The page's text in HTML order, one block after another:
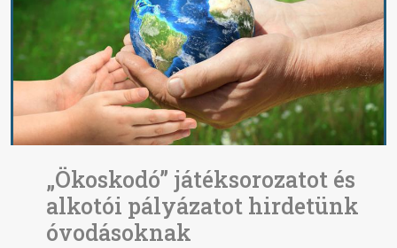
„Ökoskodó” játéksorozatot és
alkotói pályázatot hirdetünk
óvodásoknak